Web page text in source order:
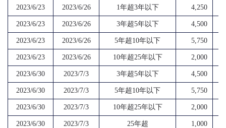
2023/6/23 2023/6/26 1年超3年以下 4,250
2023/6/23 2023/6/26 3年超5年以下 4,500
2023/6/23 2023/6/26 5年超10年以下 5,750
2023/6/23 2023/6/26 10年超25年以下 2,000
2023/6/30 2023/7/3 3年超5年以下 4,500
2023/6/30 2023/7/3 5年超10年以下 5,750
2023/6/30 2023/7/3 10年超25年以下 2,000
2023/6/30 2023/7/3 25年超 1,000